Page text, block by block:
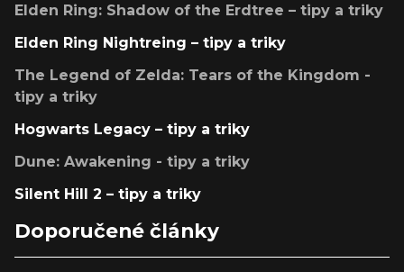
Elden Ring: Shadow of the Erdtree – tipy a triky
Elden Ring Nightreing – tipy a triky
The Legend of Zelda: Tears of the Kingdom -
tipy a triky
Hogwarts Legacy – tipy a triky
Dune: Awakening - tipy a triky
Silent Hill 2 – tipy a triky
Doporučené články